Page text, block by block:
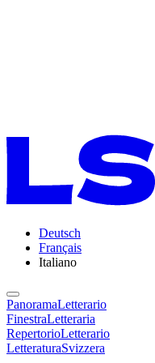
Deutsch
Français
Italiano
PanoramaLetterario
FinestraLetteraria
RepertorioLetterario
LetteraturaSvizzera